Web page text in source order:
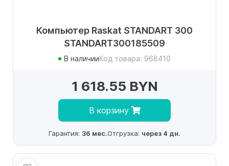
Компьютер Raskat STANDART 300
STANDART300185509
В наличииКод товара: 968410
1 618.55 BYN
В корзину
Гарантия: 36 мес.Отгрузка: через 4 дн.